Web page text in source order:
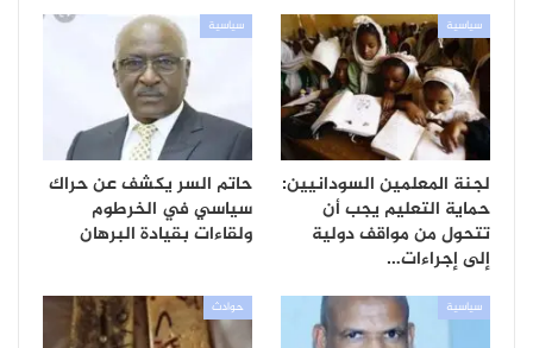
سياسية
لجنة المعلمين السودانيين:
حماية التعليم يجب أن
تتحول من مواقف دولية
إلى إجراءات…
سياسية
حاتم السر يكشف عن حراك
سياسي في الخرطوم
ولقاءات بقيادة البرهان
سياسية حوادث